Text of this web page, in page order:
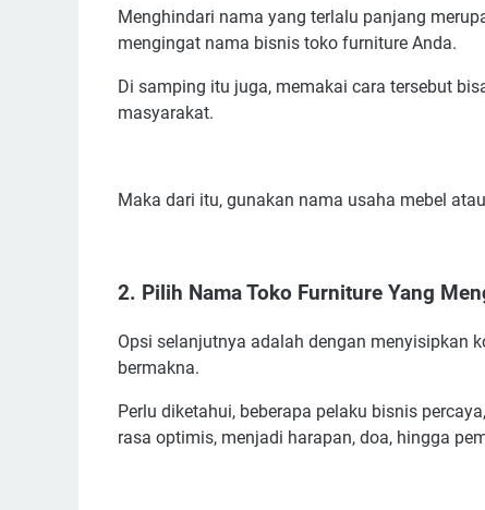
Rekomendasi Nama Toko Furniture Yang Bagus
Ide Nama Usaha Furniture Beserta Artinya
Ide Nama Toko Furniture Yang Simpel, Singkat,
Ide Nama Toko Mebel Islami
Ide Nama Toko Furniture Online Terbaik
Referensi Nama Brand Furniture di Indonesia
Manfaat Memakai Nama Toko Mebel/Furniture
Menghindari nama yang terlalu panjang
mengingat nama bisnis toko furniture Anda.
Di samping itu juga, memakai cara tersebut
masyarakat.
Maka dari itu, gunakan nama usaha mebel
2. Pilih Nama Toko Furniture Yang
Opsi selanjutnya adalah dengan menyisipkan
bermakna.
Perlu diketahui, beberapa pelaku bisnis
rasa optimis, menjadi harapan, doa, hingga